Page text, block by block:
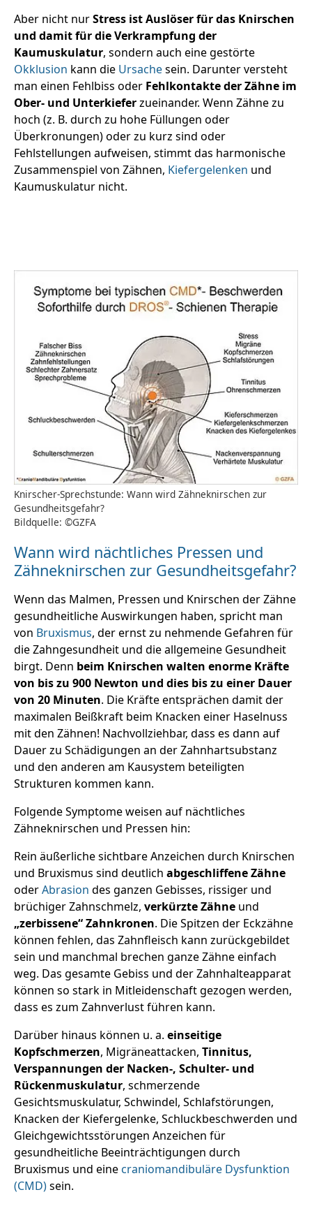
Aber nicht nurStress ist Auslöser für das Knirschen
und damit für die Verkrampfung der
Kaumuskulatur, sondern auch eine gestörte
Okklusion kann die Ursachesein. Darunter versteht
man einen Fehlbiss oder Fehlkontakte der Zähne im
Ober- und Unterkieferzueinander. Wenn Zähne zu
hoch (z. B. durch zu hohe Füllungen oder
Überkronungen) oder zu kurz sind oder
Fehlstellungen aufweisen, stimmt das harmonische
Zusammenspiel von Zähnen, Kiefergelenken und
Kaumuskulatur nicht.
Knirscher-Sprechstunde: Wann wird Zähneknirschen zur
Gesundheitsgefahr?
Bildquelle: ©GZFA
Wann wird nächtliches Pressen und
Zähneknirschen zur Gesundheitsgefahr?
Wenn das Malmen, Pressen und Knirschen der Zähne
gesundheitliche Auswirkungen haben, spricht man
von Bruxismus, der ernst zu nehmende Gefahren für
die Zahngesundheit und die allgemeine Gesundheit
birgt. Denn beim Knirschen walten enorme Kräfte
von bis zu 900 Newton und dies bis zu einer Dauer
von 20 Minuten. Die Kräfte entsprächen damit der
maximalen Beißkraft beim Knacken einer Haselnuss
mit den Zähnen! Nachvollziehbar, dass es dann auf
Dauer zu Schädigungen an der Zahnhartsubstanz
und den anderen am Kausystem beteiligten
Strukturen kommen kann.
Folgende Symptome weisen auf nächtliches
Zähneknirschen und Pressen hin:
Rein äußerliche sichtbare Anzeichen durch Knirschen
und Bruxismus sind deutlich abgeschliffene Zähne
oderAbrasion des ganzen Gebisses, rissiger und
brüchiger Zahnschmelz, verkürzte Zähne und
„zerbissene“ Zahnkronen. Die Spitzen der Eckzähne
können fehlen, das Zahnfleisch kann zurückgebildet
sein und manchmal brechen ganze Zähne einfach
weg. Das gesamte Gebiss und der Zahnhalteapparat
können so stark in Mitleidenschaft gezogen werden,
dass es zum Zahnverlust führen kann.
Darüber hinaus können u. a. einseitige
Kopfschmerzen, Migräneattacken, Tinnitus,
Verspannungen der Nacken-, Schulter- und
Rückenmuskulatur, schmerzende
Gesichtsmuskulatur, Schwindel, Schlafstörungen,
Knacken der Kiefergelenke, Schluckbeschwerden und
Gleichgewichtsstörungen Anzeichen für
gesundheitliche Beeinträchtigungen durch
Bruxismus und einecraniomandibuläre Dysfunktion
(CMD)sein.